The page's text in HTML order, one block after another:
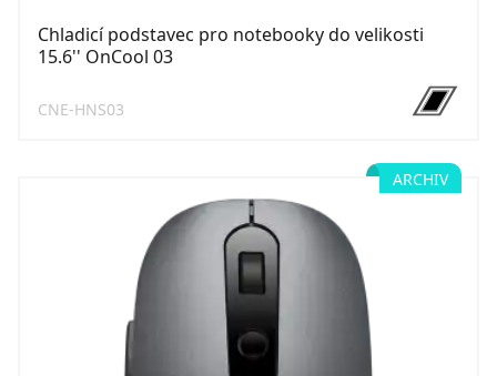
Chladicí podstavec pro notebooky do velikosti
15.6'' OnCool 03
CNE-HNS03
ARCHIV